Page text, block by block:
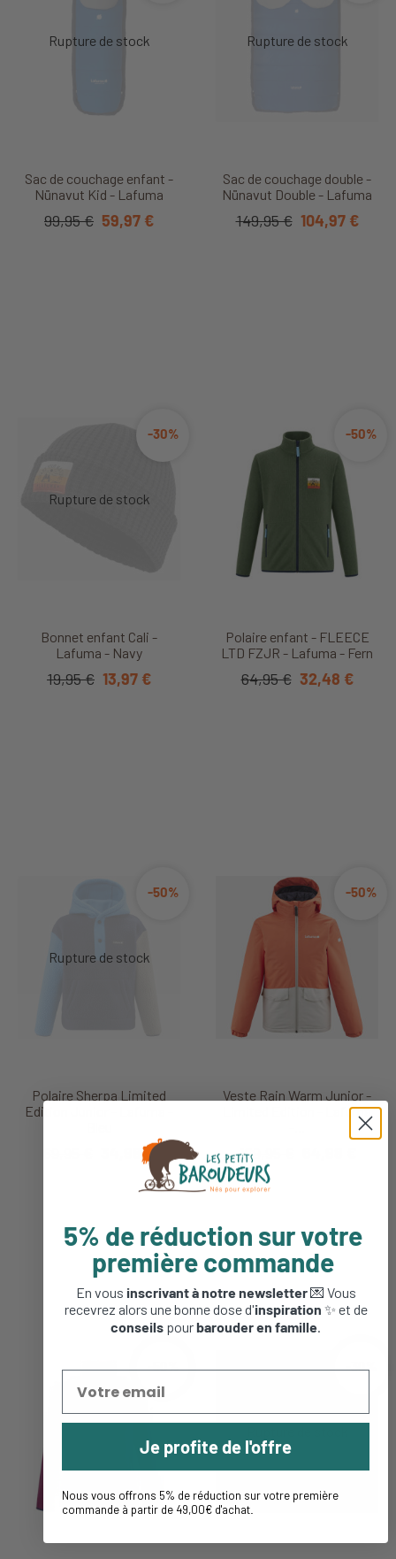
Sac de couchage enfant -
Nünavut Kid - Lafuma
99,95 € 59,97 €
Sac de couchage double -
Nünavut Double - Lafuma
149,95 € 104,97 €
Bonnet enfant Cali -
Lafuma - Navy
-30%
19,95 € 13,97 €
Polaire enfant - FLEECE
LTD FZJR - Lafuma - Fern
-50%
64,95 € 32,48 €
Polaire Sherpa Limited
Edition Junior - Lafuma -
-50%
34,98 €
Veste Rain Warm Junior -
Limited Edition - Lafuma
-50%
129,95 €
-50% -30%
5% de réduction sur votre
première commande
En vous inscrivant à notre newsletter💌 Vous
recevrez alors une bonne dose d'inspiration ✨ et de
conseils pourbarouder en famille.
Je profite de l'offre
Nous vous offrons 5% de réduction sur votre première
commande à partir de 49,00€ d'achat.